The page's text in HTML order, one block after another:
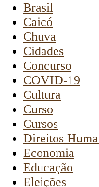
Brasil
Caicó
Chuva
Cidades
Concurso
COVID-19
Cultura
Curso
Cursos
Direitos
Economia
Educação
Eleições